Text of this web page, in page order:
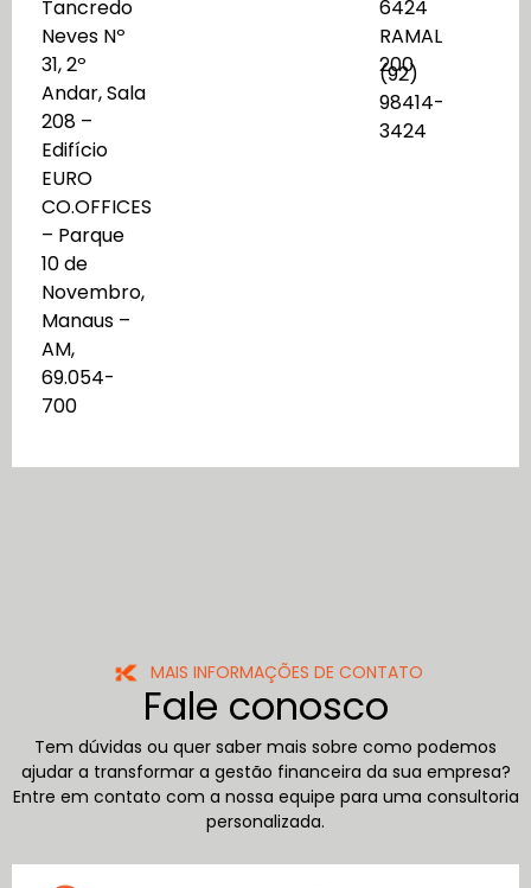
Tancredo
Neves Nº
31, 2º
Andar, Sala
208 –
Edifício
EURO
CO.OFFICES
– Parque
10 de
Novembro,
Manaus –
AM,
69.054-
700
6424
RAMAL
200
(92)
98414-
3424
MAIS INFORMAÇÕES DE CONTATO
Fale conosco
Tem dúvidas ou quer saber mais sobre como podemos
ajudar a transformar a gestão financeira da sua empresa?
Entre em contato com a nossa equipe para uma consultoria
personalizada.